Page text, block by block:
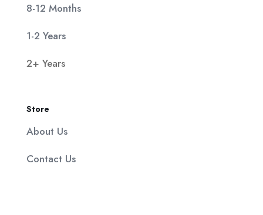
8-12 Months
1-2 Years
2+ Years
Store
About Us
Contact Us